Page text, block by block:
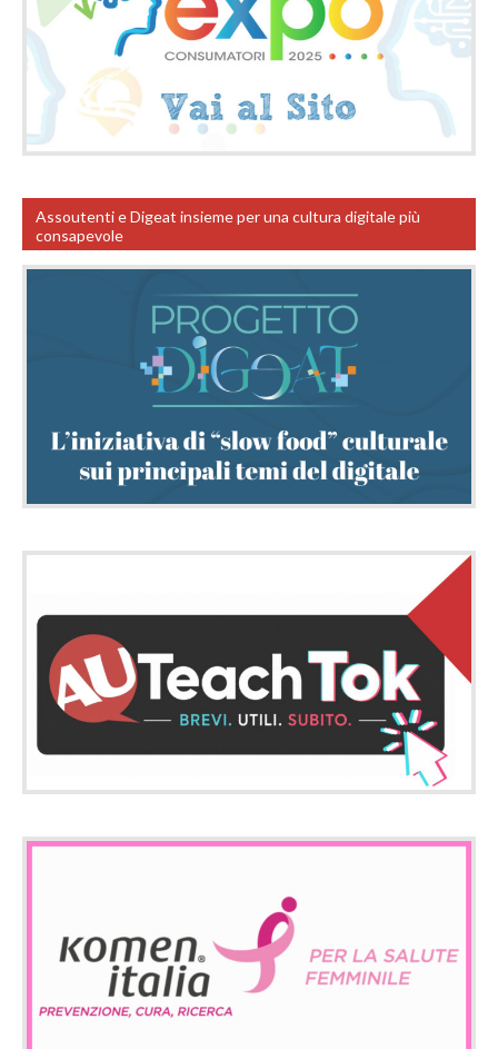
Assoutenti e Digeat insieme per una cultura digitale più
consapevole